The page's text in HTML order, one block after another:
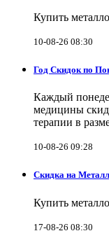
Купить
10-08-26 08:30
Год Скидок по
Каждый
медицины
терапии в
10-08-26 09:28
Скидка на
Купить
17-08-26 08:30